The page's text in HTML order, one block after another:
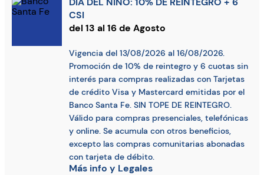
CSI
del 13 al 16 de Agosto
Vigencia del 13/08/2026 al 16/08/2026.
Promoción de 10% de reintegro y 6 cuotas sin
interés para compras realizadas con Tarjetas
de crédito Visa y Mastercard emitidas por el
Banco Santa Fe. SIN TOPE DE REINTEGRO.
Válido para compras presenciales, telefónicas
y online. Se acumula con otros beneficios,
excepto las compras comunitarias abonadas
con tarjeta de débito.
Más info y Legales